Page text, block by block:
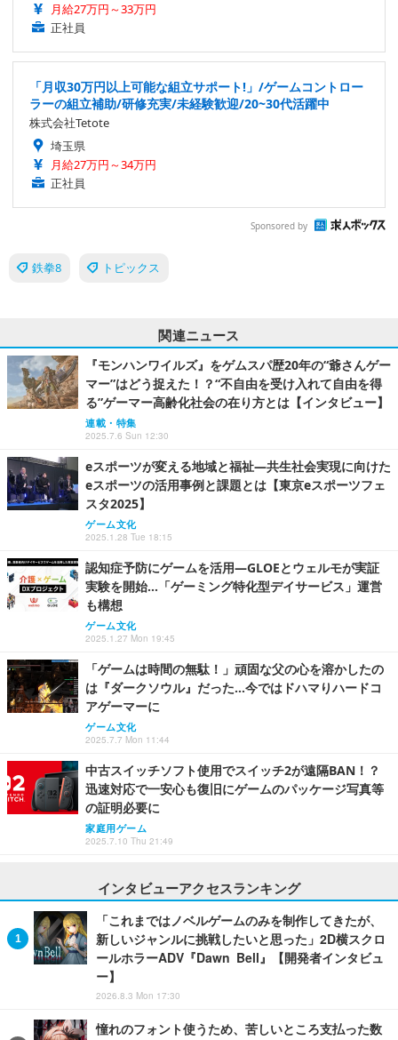
月給27万円～33万円
正社員
「月収30万円以上可能な組立サポート!」/ゲームコントロー
ラーの組立補助/研修充実/未経験歓迎/20~30代活躍中
株式会社Tetote
埼玉県
月給27万円～34万円
正社員
Sponsored by
鉄拳8 トピックス
関連ニュース
『モンハンワイルズ』をゲムスパ歴20年の“爺さんゲー
マー”はどう捉えた！？“不自由を受け入れて自由を得
る”ゲーマー高齢化社会の在り方とは【インタビュー】
連載・特集
2025.7.6 Sun 12:30
eスポーツが変える地域と福祉―共生社会実現に向けた
eスポーツの活用事例と課題とは【東京eスポーツフェ
スタ2025】
ゲーム文化
2025.1.28 Tue 18:15
認知症予防にゲームを活用―GLOEとウェルモが実証
実験を開始…「ゲーミング特化型デイサービス」運営
も構想
ゲーム文化
2025.1.27 Mon 19:45
「ゲームは時間の無駄！」頑固な父の心を溶かしたの
は『ダークソウル』だった…今ではドハマりハードコ
アゲーマーに
ゲーム文化
2025.7.7 Mon 11:44
中古スイッチソフト使用でスイッチ2が遠隔BAN！？
迅速対応で一安心も復旧にゲームのパッケージ写真等
の証明必要に
家庭用ゲーム
2025.7.10 Thu 21:49
インタビューアクセスランキング
「これまではノベルゲームのみを制作してきたが、
新しいジャンルに挑戦したいと思った」2D横スクロ
ールホラーADV『Dawn Bell』【開発者インタビュ
ー】
2026.8.3 Mon 17:30
憧れのフォント使うため、苦しいところ支払った数